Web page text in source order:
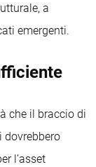
a
emergenti.
che il braccio di
dovrebbero
l’asset